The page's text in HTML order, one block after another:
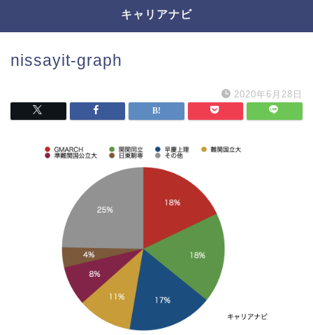
キャリアナビ
nissayit-graph
2020年6月28日